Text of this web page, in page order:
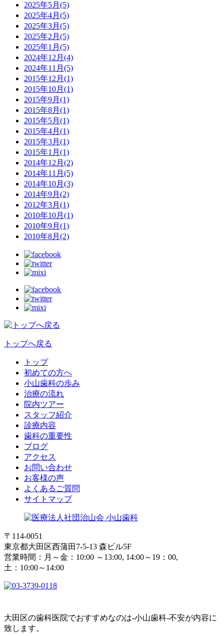
2025年5月(5)
2025年4月(5)
2025年3月(5)
2025年2月(5)
2025年1月(5)
2024年12月(4)
2024年11月(5)
2015年12月(1)
2015年10月(1)
2015年9月(1)
2015年8月(1)
2015年5月(1)
2015年4月(1)
2015年3月(1)
2015年1月(1)
2014年12月(2)
2014年11月(5)
2014年10月(3)
2014年9月(2)
2012年3月(1)
2010年10月(1)
2010年9月(1)
2010年8月(2)
トップへ戻る
トップ
初めての方へ
小山歯科の歩み
治療の流れ
院内ツアー
スタッフ紹介
診療内容
歯科の重要性
ブログ
アクセス
お問い合わせ
お客様の声
よくあるご質問
サイトマップ
〒114-0051
東京都大田区西蒲田7-5-13 森ビル5F
営業時間：月～金：10:00 ～13:00, 14:00～19：00,
土：10:00～14:00
大田区の歯科医院でおすすめなのは-小山歯科-不安が内容に
致します。